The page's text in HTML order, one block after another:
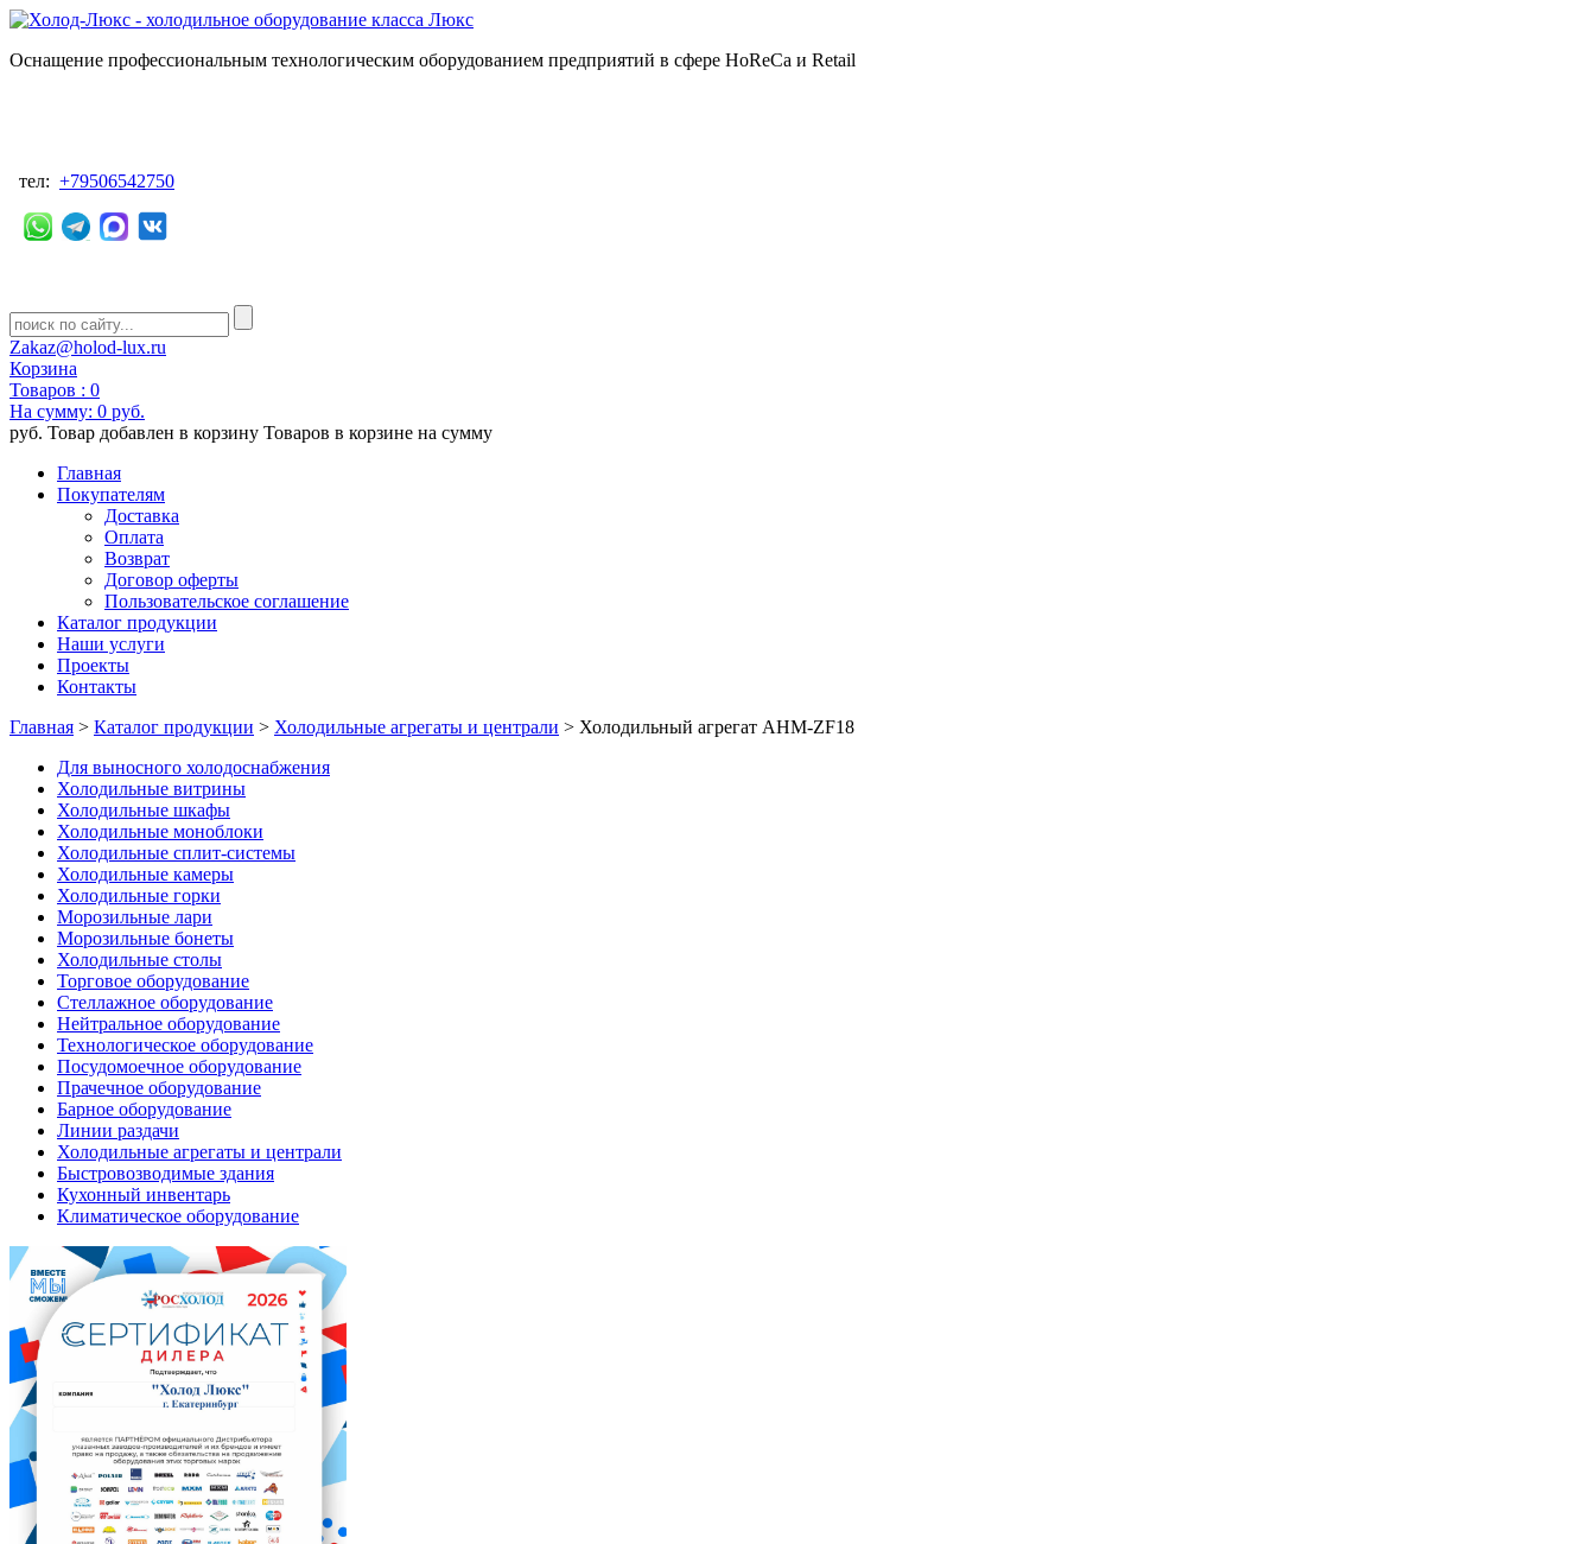
Оснащение профессиональным технологическим оборудованием предприятий в сфере HoReCa и Retail
тел: +79506542750
Zakaz@holod-lux.ru
Корзина
Товаров : 0
На сумму: 0 руб.
руб. Товар добавлен в корзину Товаров в корзине на сумму
Главная
Покупателям
Доставка
Оплата
Возврат
Договор оферты
Пользовательское соглашение
Каталог продукции
Наши услуги
Проекты
Контакты
Главная > Каталог продукции > Холодильные агрегаты и централи > Холодильный агрегат AHM-ZF18
Для выносного холодоснабжения
Холодильные витрины
Холодильные шкафы
Холодильные моноблоки
Холодильные сплит-системы
Холодильные камеры
Холодильные горки
Морозильные лари
Морозильные бонеты
Холодильные столы
Торговое оборудование
Стеллажное оборудование
Нейтральное оборудование
Технологическое оборудование
Посудомоечное оборудование
Прачечное оборудование
Барное оборудование
Линии раздачи
Холодильные агрегаты и централи
Быстровозводимые здания
Кухонный инвентарь
Климатическое оборудование